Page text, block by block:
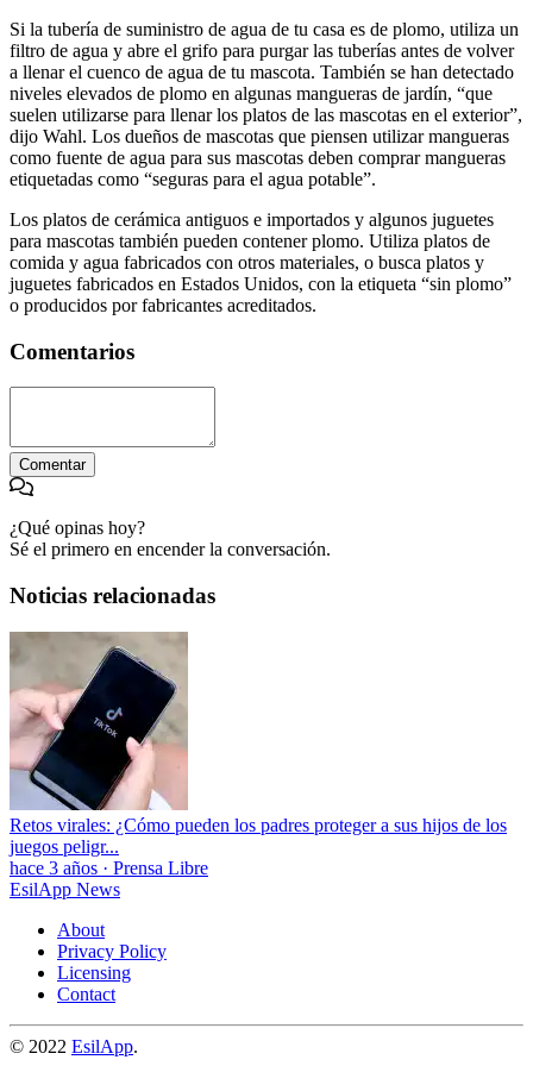
Si la tubería de suministro de agua de tu casa es de plomo, utiliza un
filtro de agua y abre el grifo para purgar las tuberías antes de volver
a llenar el cuenco de agua de tu mascota. También se han detectado
niveles elevados de plomo en algunas mangueras de jardín, “que
suelen utilizarse para llenar los platos de las mascotas en el exterior”,
dijo Wahl. Los dueños de mascotas que piensen utilizar mangueras
como fuente de agua para sus mascotas deben comprar mangueras
etiquetadas como “seguras para el agua potable”.
Los platos de cerámica antiguos e importados y algunos juguetes
para mascotas también pueden contener plomo. Utiliza platos de
comida y agua fabricados con otros materiales, o busca platos y
juguetes fabricados en Estados Unidos, con la etiqueta “sin plomo”
o producidos por fabricantes acreditados.
Comentarios
Comentar
¿Qué opinas hoy?
Sé el primero en encender la conversación.
Noticias relacionadas
Retos virales: ¿Cómo pueden los padres proteger a sus hijos de los
juegos peligr...
hace 3 años · Prensa Libre
EsilApp News
About
Privacy Policy
Licensing
Contact
© 2022 EsilApp.